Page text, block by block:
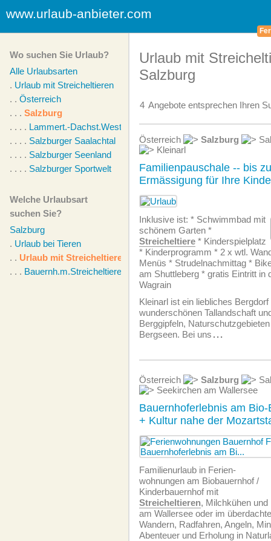
www.urlaub-anbieter.com
Wo suchen Sie Urlaub?
Alle Urlaubsarten
. Urlaub mit Streicheltieren
. . Österreich
. . . Salzburg
. . . . Lammert.-Dachst.West
. . . . Salzburger Saalachtal
. . . . Salzburger Seenland
. . . . Salzburger Sportwelt
Welche Urlaubsart
suchen Sie?
Salzburg
. Urlaub bei Tieren
. . Urlaub mit Streicheltieren
. . . Bauernh.m.Streicheltieren
Urlaub mit
Salzburg
4 Angebote entsprechen Ihren
Österreich Salzburg
Kleinarl
Familienpauschale -- bis
Ermässigung für Ihre
Inklusive ist: * Schwimmbad mit
schönem Garten *
Streicheltiere * Kinderspielplatz
* Kinderprogramm * 2 x wtl.
Menüs * Strudelnachmittag *
am Shuttleberg * gratis Eintritt in
Wagrain
Kleinarl ist ein liebliches
wunderschönen Tallandschaft
Berggipfeln,
Bergseen. Bei uns ...
Österreich Salzburg
Seekirchen am Wallersee
Bauernhoferlebnis am
+ Kultur nahe der
Familienurlaub in Ferien­
wohnungen am Biobauernhof /
Kinderbauernhof mit
Streicheltieren, Milchkühen
am Wallersee oder im
Wandern, Radfahren, Angeln,
Abenteuer und Erholung in